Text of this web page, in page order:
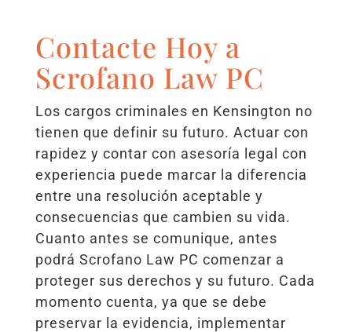
Contacte Hoy a
Scrofano Law PC
Los cargos criminales en Kensington no
tienen que definir su futuro. Actuar con
rapidez y contar con asesoría legal con
experiencia puede marcar la diferencia
entre una resolución aceptable y
consecuencias que cambien su vida.
Cuanto antes se comunique, antes
podrá Scrofano Law PC comenzar a
proteger sus derechos y su futuro. Cada
momento cuenta, ya que se debe
preservar la evidencia, implementar